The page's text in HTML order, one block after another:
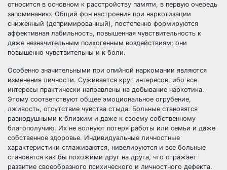
относится в основном к расстройству памяти, в первую очередь
запоминанию. Общий фон настроения при наркотизации
сниженный (депримированный), постепенно формируются
аффективная лабильность, повышенная чувствительность к
даже незначительным психогенным воздействиям; они
повышенно чувствительны и к боли.
Особенно значительными при опийной наркомании являются
изменения личности. Суживается круг интересов, ибо все
интересы практически направлены на добывание наркотика.
Этому соответствуют общее эмоциональное огрубение,
лживость, отсутствие чувства стыда. Больные становятся
равнодушными к близким и даже к своему собственному
благополучию. Их не волнуют потеря работы или семьи и даже
собственное здоровье. Индивидуальные личностные
характеристики сглаживаются, нивелируются и все больные
становятся как бы похожими друг на друга, что отражает
развитие своеобразного психического и личностного дефекта.